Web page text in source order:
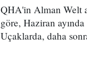
QHA'in Alman Welt
göre, Haziran
Uçaklarda, daha